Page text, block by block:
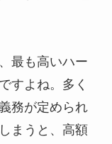
最も高いハー
すよね。多く
務が定められ
まうと、高額